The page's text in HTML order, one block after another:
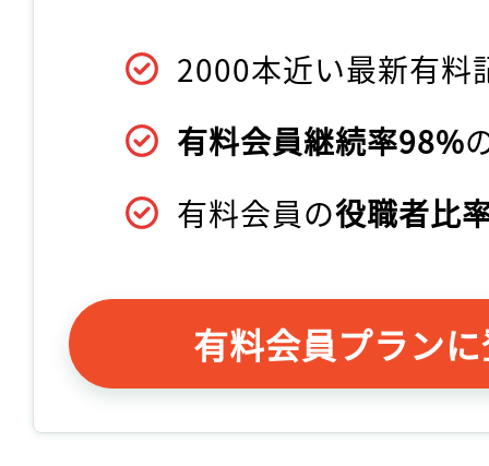
2000本近い最新有料
有料会員継続率98%
有料会員の役職者比
有料会員プラン